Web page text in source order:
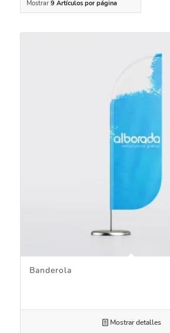
Mostrar 9 Artículos por página
Banderola
Mostrar detalles